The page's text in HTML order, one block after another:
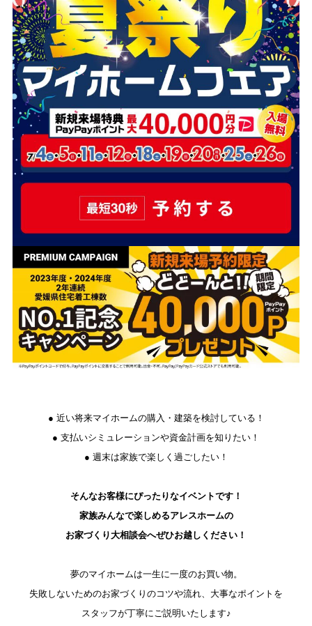
● 近い将来マイホームの購入・建築を検討している！
● 支払いシミュレーションや資金計画を知りたい！
● 週末は家族で楽しく過ごしたい！
そんなお客様にぴったりなイベントです！
家族みんなで楽しめるアレスホームの
お家づくり大相談会へぜひお越しください！
夢のマイホームは一生に一度のお買い物。
失敗しないためのお家づくりのコツや流れ、大事なポイントを
スタッフが丁寧にご説明いたします♪